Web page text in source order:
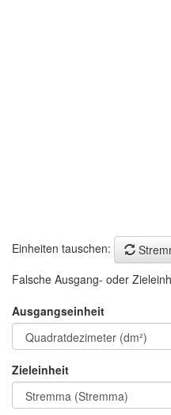
Einheiten tauschen:
Falsche Ausgang- oder
Ausgangseinheit
Zieleinheit